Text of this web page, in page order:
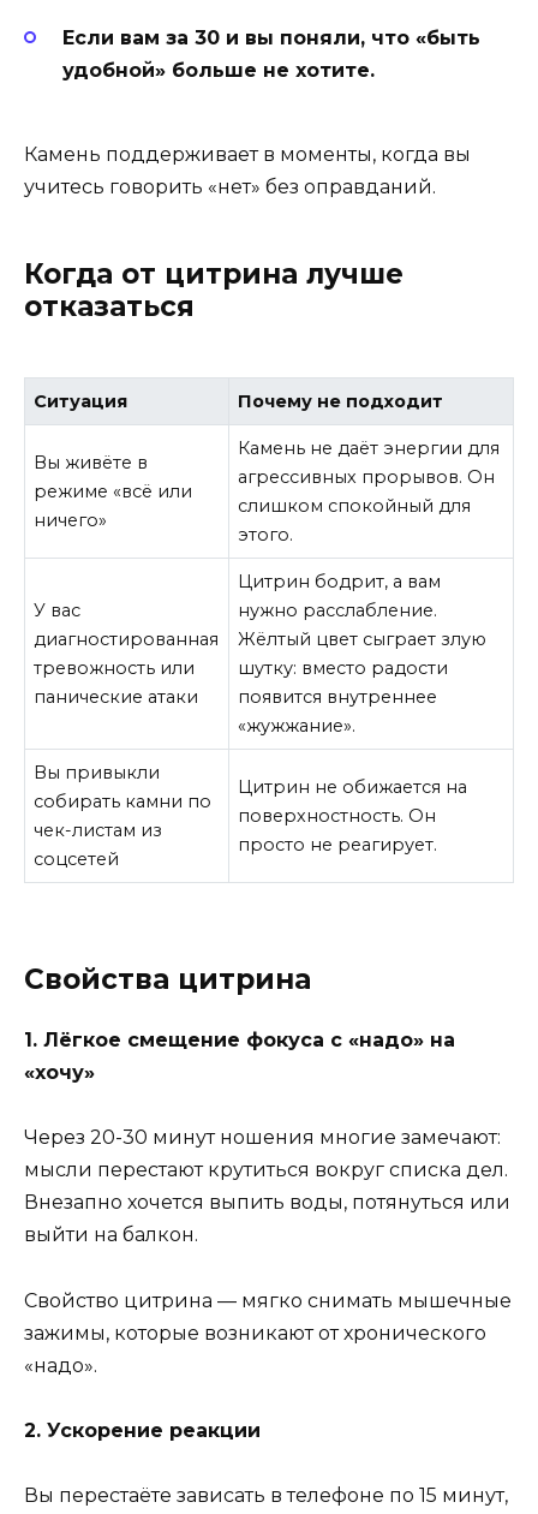
Если вам за 30 и вы поняли, что «быть
удобной» больше не хотите.
Камень поддерживает в моменты, когда вы
учитесь говорить «нет» без оправданий.
Когда от цитрина лучше
отказаться
Ситуация Почему не подходит
Вы живёте в
режиме «всё или
ничего»
Камень не даёт энергии для
агрессивных прорывов. Он
слишком спокойный для
этого.
У вас
диагностированная
тревожность или
панические атаки
Цитрин бодрит, а вам
нужно расслабление.
Жёлтый цвет сыграет злую
шутку: вместо радости
появится внутреннее
«жужжание».
Вы привыкли
собирать камни по
чек-листам из
соцсетей
Цитрин не обижается на
поверхностность. Он
просто не реагирует.
Свойства цитрина
1. Лёгкое смещение фокуса с «надо» на
«хочу»
Через 20-30 минут ношения многие замечают:
мысли перестают крутиться вокруг списка дел.
Внезапно хочется выпить воды, потянуться или
выйти на балкон.
Свойство цитрина — мягко снимать мышечные
зажимы, которые возникают от хронического
«надо».
2. Ускорение реакции
Вы перестаёте зависать в телефоне по 15 минут,